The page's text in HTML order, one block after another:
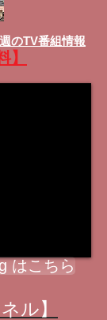
のTV番組情報
】
はこちら
ル】